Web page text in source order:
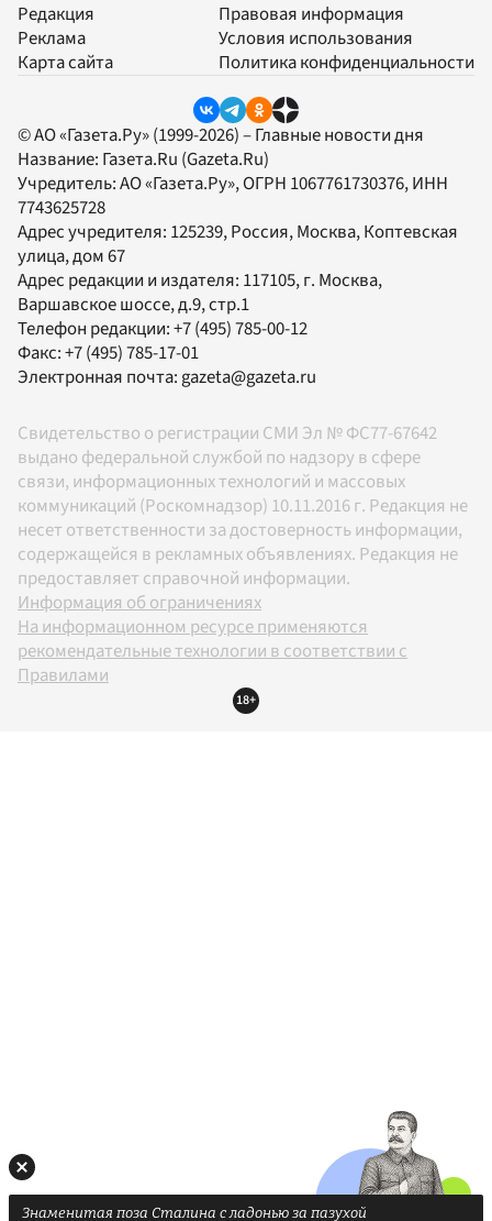
Редакция
Реклама
Карта сайта
Правовая информация
Условия использования
Политика конфиденциальности
© АО «Газета.Ру» (1999-2026) – Главные новости дня
Название: Газета.Ru (Gazeta.Ru)
Учредитель:АО «Газета.Ру», ОГРН 1067761730376, ИНН
7743625728
Адрес учредителя: 125239, Россия, Москва, Коптевская
улица, дом 67
Адрес редакции и издателя: 117105, г. Москва,
Варшавское шоссе, д.9, стр.1
Телефон редакции:+7 (495) 785-00-12
Факс:+7 (495) 785-17-01
Электронная почта:gazeta@gazeta.ru
Свидетельство о регистрации СМИ Эл № ФС77-67642
выдано федеральной службой по надзору в сфере
связи, информационных технологий и массовых
коммуникаций (Роскомнадзор) 10.11.2016 г. Редакция не
несет ответственности за достоверность информации,
содержащейся в рекламных объявлениях. Редакция не
предоставляет справочной информации.
Информация об ограничениях
На информационном ресурсе применяются
рекомендательные технологии в соответствии с
Правилами
18+
Знаменитая поза Сталина с ладонью за пазухой